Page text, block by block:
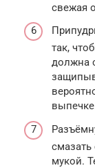
свежая
так,
должна
мукой.